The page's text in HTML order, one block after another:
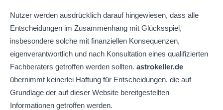
Nutzer werden ausdrücklich darauf hingewiesen, dass alle
Entscheidungen im Zusammenhang mit Glücksspiel,
insbesondere solche mit finanziellen Konsequenzen,
eigenverantwortlich und nach Konsultation eines qualifizierten
Fachberaters getroffen werden sollten. astrokeller.de
übernimmt keinerlei Haftung für Entscheidungen, die auf
Grundlage der auf dieser Website bereitgestellten
Informationen getroffen werden.